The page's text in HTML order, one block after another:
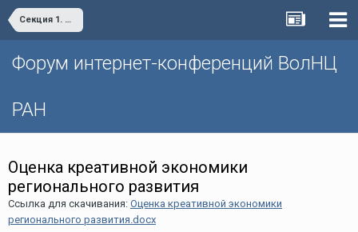
Секция 1. Научно-технологическое развитие территорий: региональные тенденции и практики
Форум интернет-конференций ВолНЦ
РАН
Оценка креативной экономики
регионального развития
Ссылка для скачивания: Оценка креативной экономики
регионального развития.docx